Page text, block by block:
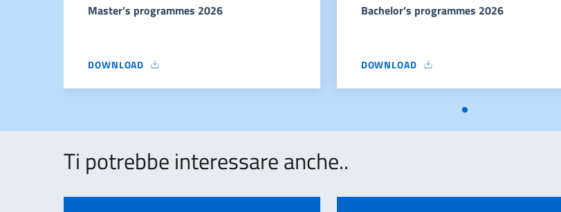
Master’s programmes 2026
DOWNLOAD
UNIVERSITY OF BOLOGNA VIRTUAL FAIR – MASTER’S PROGRAMMES 2026
Bachelor’s programmes 2026
DOWNLOAD
UNIVERSITY OF BOLOGNA VIRTUAL FAIR
Ti potrebbe interessare anche..